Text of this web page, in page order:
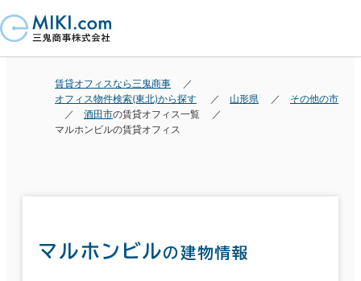
賃貸オフィスなら三鬼商事
オフィス物件検索(東北)から探す
山形県
その他の市
酒田市の賃貸オフィス一覧
マルホンビルの賃貸オフィス
マルホンビルの建物情報